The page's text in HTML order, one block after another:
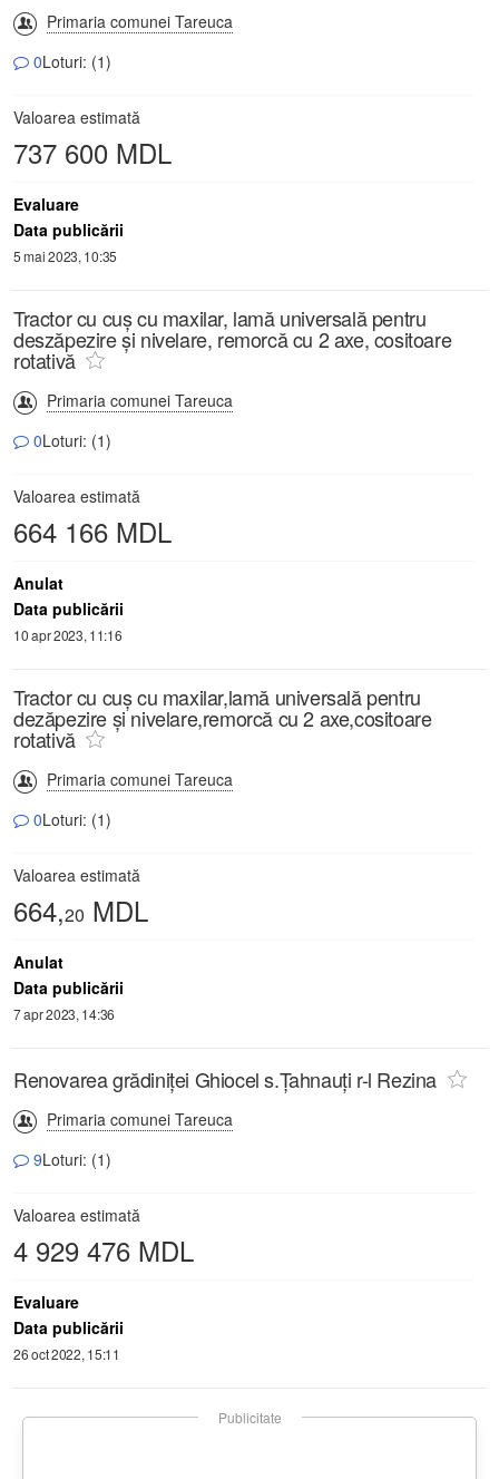
Primaria comunei Tareuca
0Loturi: (1)
Valoarea estimată
737 600 MDL
Evaluare
Data publicării
5 mai 2023, 10:35
Tractor cu cuș cu maxilar, lamă universală pentru
deszăpezire și nivelare, remorcă cu 2 axe, cositoare
rotativă
Primaria comunei Tareuca
0Loturi: (1)
Valoarea estimată
664 166 MDL
Anulat
Data publicării
10 apr 2023, 11:16
Tractor cu cuș cu maxilar,lamă universală pentru
dezăpezire și nivelare,remorcă cu 2 axe,cositoare
rotativă
Primaria comunei Tareuca
0Loturi: (1)
Valoarea estimată
664,20 MDL
Anulat
Data publicării
7 apr 2023, 14:36
Renovarea grădiniței Ghiocel s.Țahnauți r-l Rezina
Primaria comunei Tareuca
9Loturi: (1)
Valoarea estimată
4 929 476 MDL
Evaluare
Data publicării
26 oct 2022, 15:11
Publicitate